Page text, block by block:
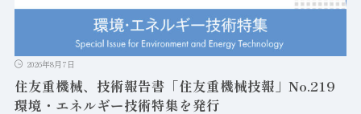
2026年8月7日
住友重機械、技術報告書「住友重機械技報」No.219
環境・エネルギー技術特集を発行